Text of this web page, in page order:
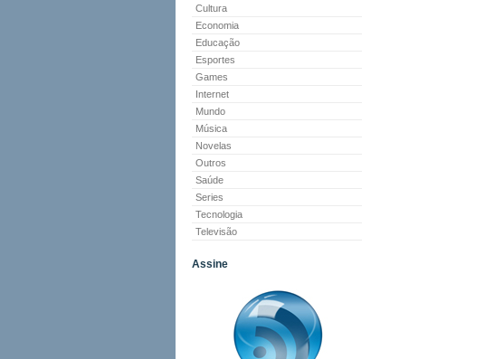
Cultura
Economia
Educação
Esportes
Games
Internet
Mundo
Música
Novelas
Outros
Saúde
Series
Tecnologia
Televisão
Assine